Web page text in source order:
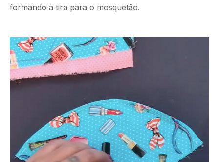
formando a tira para o mosquetão.